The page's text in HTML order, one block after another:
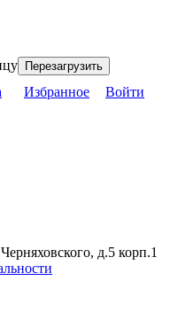
Перезагрузить
Избранное Войти
д.5 корп.1